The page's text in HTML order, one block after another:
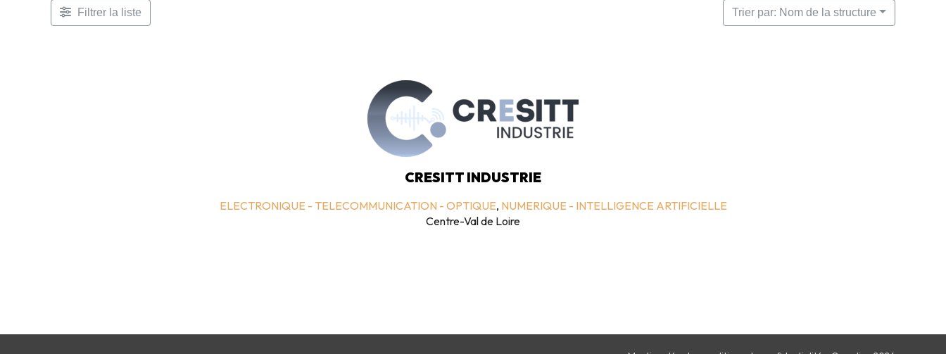
Filtrer la liste Trier par: Nom de la structure
CRESITT INDUSTRIE
ELECTRONIQUE - TELECOMMUNICATION - OPTIQUE, NUMERIQUE - INTELLIGENCE ARTIFICIELLE
Centre-Val de Loire